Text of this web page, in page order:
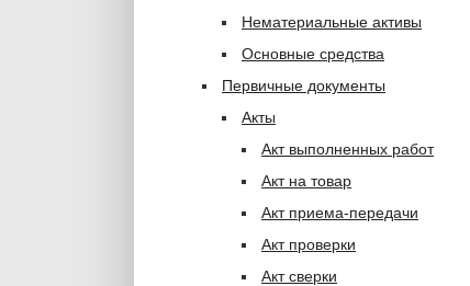
Нематериальные активы
Основные средства
Первичные документы
Акты
Акт выполненных работ
Акт на товар
Акт приема-передачи
Акт проверки
Акт сверки